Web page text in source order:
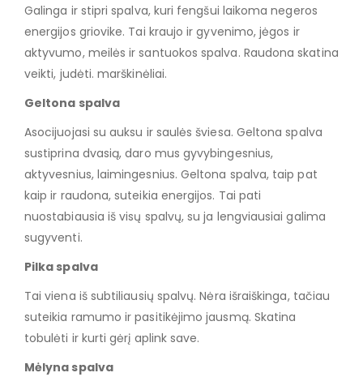
Galinga ir stipri spalva, kuri fengšui laikoma negeros
energijos griovike. Tai kraujo ir gyvenimo, jėgos ir
aktyvumo, meilės ir santuokos spalva. Raudona skatina
veikti, judėti. marškinėliai.
Geltona spalva
Asocijuojasi su auksu ir saulės šviesa. Geltona spalva
sustiprina dvasią, daro mus gyvybingesnius,
aktyvesnius, laimingesnius. Geltona spalva, taip pat
kaip ir raudona, suteikia energijos. Tai pati
nuostabiausia iš visų spalvų, su ja lengviausiai galima
sugyventi.
Pilka spalva
Tai viena iš subtiliausių spalvų. Nėra išraiškinga, tačiau
suteikia ramumo ir pasitikėjimo jausmą. Skatina
tobulėti ir kurti gėrį aplink save.
Mėlyna spalva